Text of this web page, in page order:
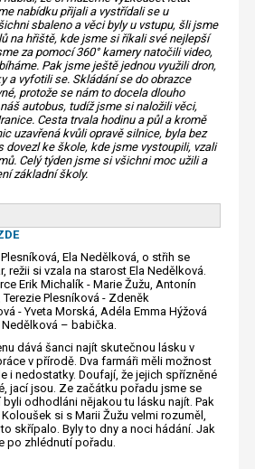
nabídku přijali a vystřídali se u
sbaleno a věci byly u vstupu, šli jsme
na hřiště, kde jsme si říkali své nejlepší
za pomocí 360° kamery natočili video,
Pak jsme ještě jednou využili dron,
a vyfotili se. Skládání se do obrazce
protože se nám to docela dlouho
autobus, tudíž jsme si naložili věci,
Cesta trvala hodinu a půl a kromě
uzavřená kvůli opravě silnice, byla bez
dovezl ke škole, kde jsme vystoupili, vzali
Celý týden jsme si všichni moc užili a
základní školy.
Ela Nedělková, o střih se
režii si vzala na starost Ela Nedělková.
Erik Michalík - Marie Žužu, Antonín
Plesníková - Zdeněk
- Yveta Morská, Adéla Emma Hýžová
Nedělková – babička.
dává šanci najít skutečnou lásku v
v přírodě. Dva farmáři měli možnost
i nedostatky. Doufají, že jejich spřízněné
jací jsou. Ze začátku pořadu jsme se
odhodláni nějakou tu lásku najít. Pak
si s Marii Žužu velmi rozuměl,
skřípalo. Byly to dny a noci hádání. Jak
po zhlédnutí pořadu.